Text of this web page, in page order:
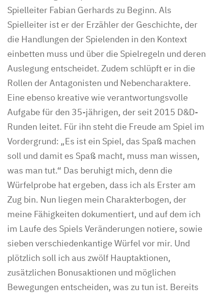
Spielleiter Fabian Gerhards zu Beginn. Als
Spielleiter ist er der Erzähler der Geschichte, der
die Handlungen der Spielenden in den Kontext
einbetten muss und über die Spielregeln und deren
Auslegung entscheidet. Zudem schlüpft er in die
Rollen der Antagonisten und Nebencharaktere.
Eine ebenso kreative wie verantwortungsvolle
Aufgabe für den 35-jährigen, der seit 2015 D&D-
Runden leitet. Für ihn steht die Freude am Spiel im
Vordergrund: „Es ist ein Spiel, das Spaß machen
soll und damit es Spaß macht, muss man wissen,
was man tut.“ Das beruhigt mich, denn die
Würfelprobe hat ergeben, dass ich als Erster am
Zug bin. Nun liegen mein Charakterbogen, der
meine Fähigkeiten dokumentiert, und auf dem ich
im Laufe des Spiels Veränderungen notiere, sowie
sieben verschiedenkantige Würfel vor mir. Und
plötzlich soll ich aus zwölf Hauptaktionen,
zusätzlichen Bonusaktionen und möglichen
Bewegungen entscheiden, was zu tun ist. Bereits